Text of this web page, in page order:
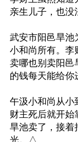
亲生儿子，也没
武安市阳邑旱池
小和尚所有。李
卖哪也别卖阳邑
的钱每天能给你
午汲小和尚从小
财主死后就开始
旱池卖了，接着